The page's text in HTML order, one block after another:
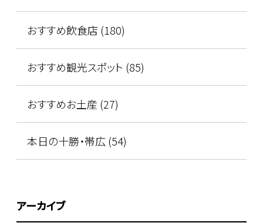
おすすめ飲食店 (180)
おすすめ観光スポット (85)
おすすめお土産 (27)
本日の十勝・帯広 (54)
アーカイブ